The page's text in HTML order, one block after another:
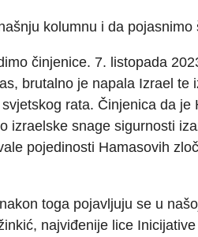
kolumnu i da pojasnimo
činjenice. 7. listopada
brutalno je napala Izrael te
rata. Činjenica da
izraelske snage sigurnosti
pojedinosti Hamasovih
toga pojavljuju se u
najviđenije lice